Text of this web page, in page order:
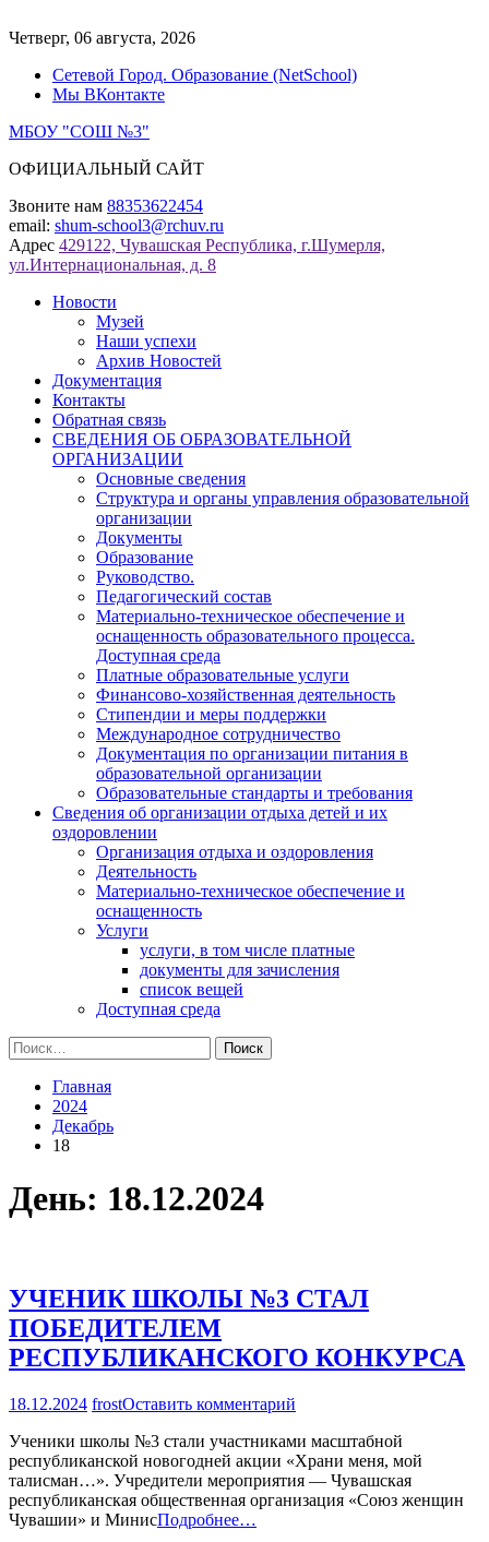
к
Четверг, 06 августа, 2026
Сетевой Город. Образование (NetSchool)
Мы ВКонтакте
МБОУ "СОШ №3"
ОФИЦИАЛЬНЫЙ САЙТ
Звоните нам 88353622454
email: shum-school3@rchuv.ru
Адрес 429122, Чувашская Республика, г.Шумерля,
ул.Интернациональная, д. 8
Новости
Музей
Наши успехи
Архив Новостей
Документация
Контакты
Обратная связь
СВЕДЕНИЯ ОБ ОБРАЗОВАТЕЛЬНОЙ
ОРГАНИЗАЦИИ
Основные сведения
Структура и органы управления образовательной
организации
Документы
Образование
Руководство.
Педагогический состав
Материально-техническое обеспечение и
оснащенность образовательного процесса.
Доступная среда
Платные образовательные услуги
Финансово-хозяйственная деятельность
Стипендии и меры поддержки
Международное сотрудничество
Документация по организации питания в
образовательной организации
Образовательные стандарты и требования
Сведения об организации отдыха детей и их
оздоровлении
Организация отдыха и оздоровления
Деятельность
Материально-техническое обеспечение и
оснащенность
Услуги
услуги, в том числе платные
документы для зачисления
список вещей
Доступная среда
Найти:
Главная
2024
Декабрь
18
День: 18.12.2024
УЧЕНИК ШКОЛЫ №3 СТАЛ
ПОБЕДИТЕЛЕМ
РЕСПУБЛИКАНСКОГО КОНКУРСА
18.12.2024 frostОставить комментарий
ШКОЛЫ
№3
СТАЛ
ПОБЕДИТЕЛЕМ
Ученики школы №3 стали участниками масштабной
республиканской новогодней акции «Храни меня, мой
талисман…». Учредители мероприятия — Чувашская
республиканская общественная организация «Союз женщин
Чувашии» и МинисПодробнее…